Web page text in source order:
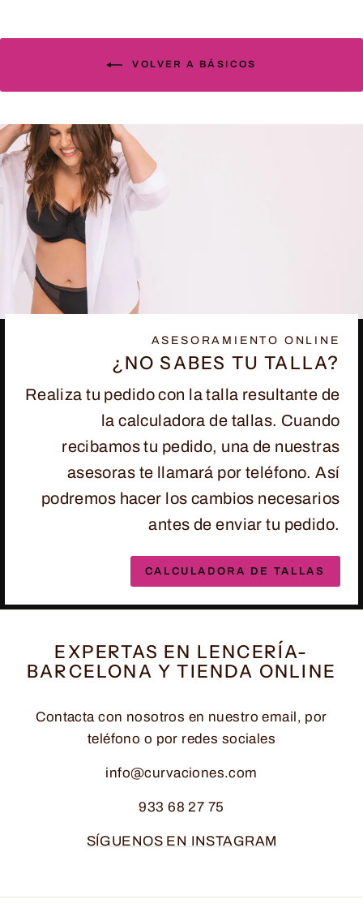
VOLVER A BÁSICOS
ASESORAMIENTO ONLINE
¿NO SABES TU TALLA?
Realiza tu pedido con la talla resultante de
la calculadora de tallas. Cuando
recibamos tu pedido, una de nuestras
asesoras te llamará por teléfono. Así
podremos hacer los cambios necesarios
antes de enviar tu pedido.
CALCULADORA DE TALLAS
EXPERTAS EN LENCERÍA-
BARCELONA Y TIENDA ONLINE
Contacta con nosotros en nuestro email, por
teléfono o por redes sociales
info@curvaciones.com
933 68 27 75
SÍGUENOS EN INSTAGRAM